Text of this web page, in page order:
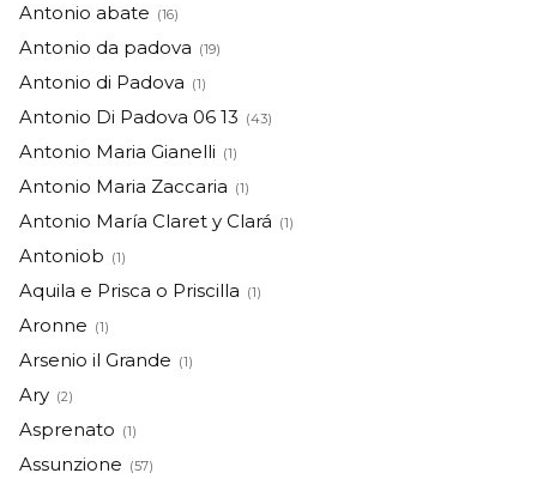
Antonio abate (16)
Antonio da padova (19)
Antonio di Padova (1)
Antonio Di Padova 06 13 (43)
Antonio Maria Gianelli (1)
Antonio Maria Zaccaria (1)
Antonio María Claret y Clará (1)
Antoniob (1)
Aquila e Prisca o Priscilla (1)
Aronne (1)
Arsenio il Grande (1)
Ary (2)
Asprenato (1)
Assunzione (57)